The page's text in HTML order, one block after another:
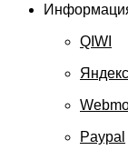
QIWI
Paypal